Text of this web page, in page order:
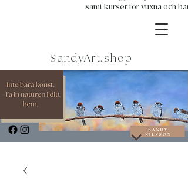
samt kurser för vuxna och
SandyArt.shop